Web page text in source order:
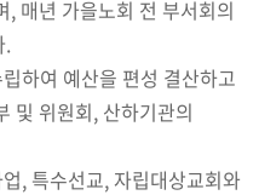
매년 가을노회 전 부서회의
.
하여 예산을 편성 결산하고
및 위원회, 산하기관의
, 특수선교, 자립대상교회와